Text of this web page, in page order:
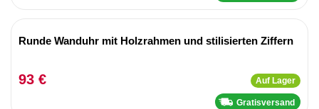
Runde Wanduhr mit Holzrahmen und stilisierten Ziffern
93 € Auf Lager
Gratisversand